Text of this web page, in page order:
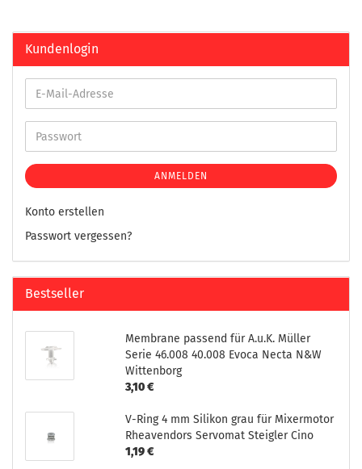
Kundenlogin
ANMELDEN
Konto erstellen
Passwort vergessen?
Bestseller
Membrane passend für A.u.K. Müller
Serie 46.008 40.008 Evoca Necta N&W
Wittenborg
3,10 €
V-Ring 4 mm Silikon grau für Mixermotor
Rheavendors Servomat Steigler Cino
1,19 €